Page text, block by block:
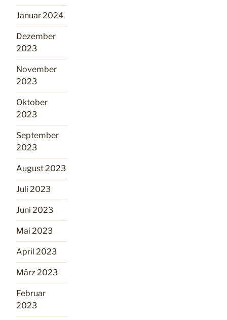
Januar 2024
Dezember
2023
November
2023
Oktober
2023
September
2023
August 2023
Juli 2023
Juni 2023
Mai 2023
April 2023
März 2023
Februar
2023